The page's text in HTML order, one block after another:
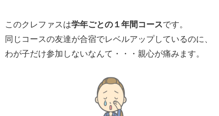
このクレファスは学年ごとの１年間コースです。
同じコースの友達が合宿でレベルアップしているのに、
わが子だけ参加しないなんて・・・親心が痛みます。